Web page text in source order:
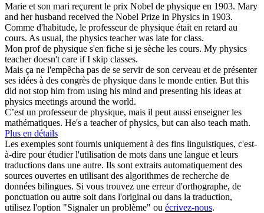
Marie et son mari reçurent le prix Nobel de physique en 1903. Mary
and her husband received the Nobel Prize in Physics in 1903.
Comme d'habitude, le professeurde physique était en retard au
cours. As usual, the physics teacher was late for class.
Mon profde physique s'en fiche si je sèche les cours. My physics
teacher doesn't care if I skip classes.
Mais ça ne l'empêcha pas de se servir de son cerveau et de présenter
ses idées à des congrès de physique dans le monde entier. But this
did not stop him from using his mind and presenting his ideas at
physics meetings around the world.
C’est un professeurde physique, mais il peut aussi enseigner les
mathématiques. He's a teacherof physics, but can also teach math.
Plus en détails
Les exemples sont fournis uniquement à des fins linguistiques, c'est-
à-dire pour étudier l'utilisation de mots dans une langue et leurs
traductions dans une autre. Ils sont extraits automatiquement des
sources ouvertes en utilisant des algorithmes de recherche de
données bilingues. Si vous trouvez une erreur d'orthographe, de
ponctuation ou autre soit dans l'original ou dans la traduction,
utilisez l'option "Signaler un problème" ou écrivez-nous.